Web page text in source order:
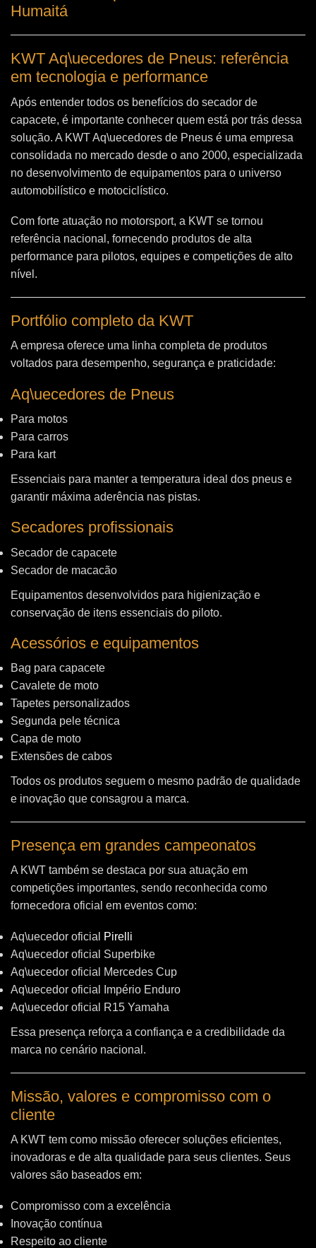
Humaitá
KWT Aq\uecedores de Pneus: referência
em tecnologia e performance
Após entender todos os benefícios do secador de
capacete, é importante conhecer quem está por trás dessa
solução. A KWT Aq\uecedores de Pneus é uma empresa
consolidada no mercado desde o ano 2000, especializada
no desenvolvimento de equipamentos para o universo
automobilístico e motociclístico.
Com forte atuação no motorsport, a KWT se tornou
referência nacional, fornecendo produtos de alta
performance para pilotos, equipes e competições de alto
nível.
Portfólio completo da KWT
A empresa oferece uma linha completa de produtos
voltados para desempenho, segurança e praticidade:
Aq\uecedores de Pneus
Para motos
Para carros
Para kart
Essenciais para manter a temperatura ideal dos pneus e
garantir máxima aderência nas pistas.
Secadores profissionais
Secador de capacete
Secador de macacão
Equipamentos desenvolvidos para higienização e
conservação de itens essenciais do piloto.
Acessórios e equipamentos
Bag para capacete
Cavalete de moto
Tapetes personalizados
Segunda pele técnica
Capa de moto
Extensões de cabos
Todos os produtos seguem o mesmo padrão de qualidade
e inovação que consagrou a marca.
Presença em grandes campeonatos
A KWT também se destaca por sua atuação em
competições importantes, sendo reconhecida como
fornecedora oficial em eventos como:
Aq\uecedor oficial
Pirelli
Aq\uecedor oficial Superbike
Aq\uecedor oficial Mercedes Cup
Aq\uecedor oficial Império Enduro
Aq\uecedor oficial R15 Yamaha
Essa presença reforça a confiança e a credibilidade da
marca no cenário nacional.
Missão, valores e compromisso com o
cliente
A KWT tem como missão oferecer soluções eficientes,
inovadoras e de alta qualidade para seus clientes. Seus
valores são baseados em:
Compromisso com a excelência
Inovação contínua
Respeito ao cliente